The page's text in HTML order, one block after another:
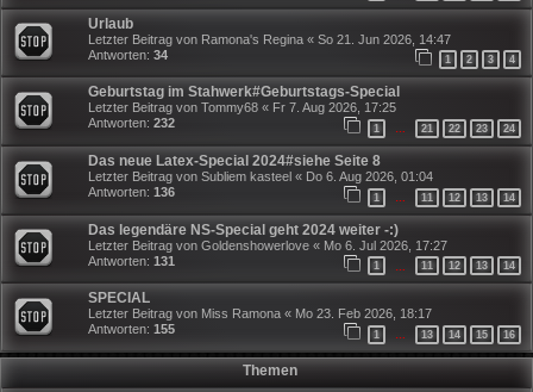
Urlaub
Letzter Beitrag von Ramona's Regina « So 21. Jun 2026, 14:47
Antworten: 34 1 2 3 4
Geburtstag im Stahwerk#Geburtstags-Special
Letzter Beitrag von Tommy68 « Fr 7. Aug 2026, 17:25
Antworten: 232 1 … 21 22 23 24
Das neue Latex-Special 2024#siehe Seite 8
Letzter Beitrag von Subliem kasteel « Do 6. Aug 2026, 01:04
Antworten: 136 1 … 11 12 13 14
Das legendäre NS-Special geht 2024 weiter -:)
Letzter Beitrag von Goldenshowerlove « Mo 6. Jul 2026, 17:27
Antworten: 131 1 11 12 13 14
SPECIAL
Letzter Beitrag von Miss Ramona « Mo 23. Feb 2026, 18:17
Antworten: 155 1 … 13 14 15 16
Themen